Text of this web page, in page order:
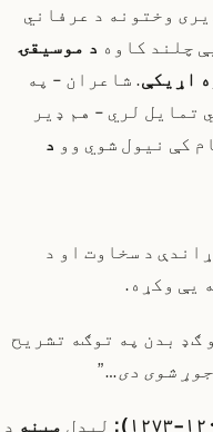
وختونه د عرفاني
چلند کاوه د موسیقۍ
اړیکې. شاعران - په
تمایل لري - هم ډیر
کې نیول شوي وو د
د سخاوت او د
یې وکړه.
ګډ بدن په توګه تشریح
شوی دی…”
لیدل مینه د